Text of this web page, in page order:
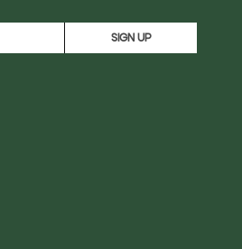
SIGN UP